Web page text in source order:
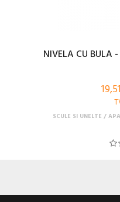
NIVELA CU BULA
SCULE SI UNELTE